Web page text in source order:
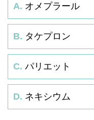
A. オメプラール
B. タケプロン
C. パリエット
D. ネキシウム